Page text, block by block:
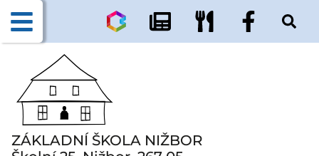
ZÁKLADNÍ ŠKOLA NIŽBOR